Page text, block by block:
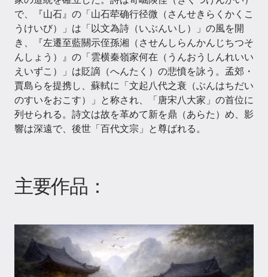
で、『山石』の「山石荦确行径微（さんせきらくかくこ
うけいび）」は「以文為詩（いぶんいし）」の風を開
き、『左遷至藍關示侄孫湘（させんしらんかんじちつそ
んしょう）』の「雲横秦嶺家何在（うんおうしんれいい
えいずこ）」は貶謫（へんたく）の悲憤を詠う。孟郊・
賈島らを提携し、蘇軾に「文起八代之衰（ぶんはちだい
のすいをおこす）」と称され、「唐宋八大家」の首位に
列せられる。詩文は故を革めて新を鼎（あらた）め、影
響は深遠で、後世「百代文宗」と尊ばれる。
主要作品：